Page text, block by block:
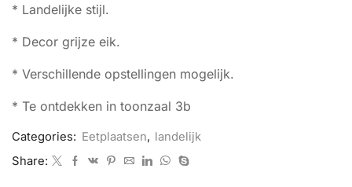
* Landelijke stijl.
* Decor grijze eik.
* Verschillende opstellingen mogelijk.
* Te ontdekken in toonzaal 3b
Categories: Eetplaatsen, landelijk
Share: